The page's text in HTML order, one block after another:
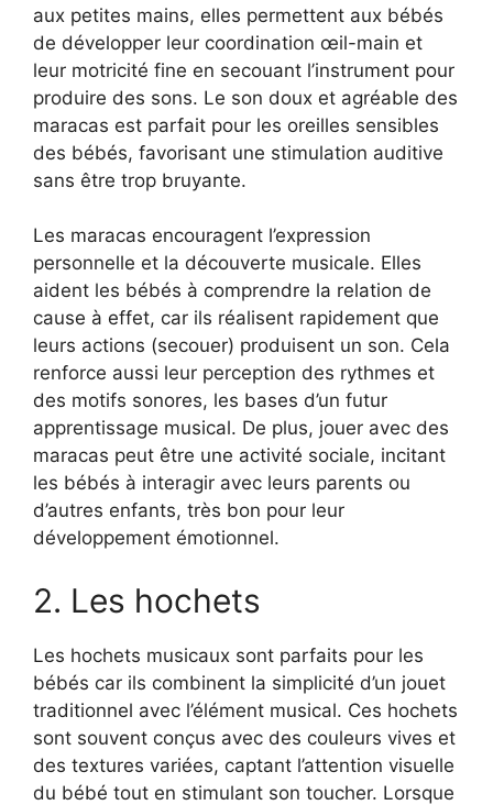
aux petites mains, elles permettent aux bébés
de développer leur coordination œil-main et
leur motricité fine en secouant l’instrument pour
produire des sons. Le son doux et agréable des
maracas est parfait pour les oreilles sensibles
des bébés, favorisant une stimulation auditive
sans être trop bruyante.
Les maracas encouragent l’expression
personnelle et la découverte musicale. Elles
aident les bébés à comprendre la relation de
cause à effet, car ils réalisent rapidement que
leurs actions (secouer) produisent un son. Cela
renforce aussi leur perception des rythmes et
des motifs sonores, les bases d’un futur
apprentissage musical. De plus, jouer avec des
maracas peut être une activité sociale, incitant
les bébés à interagir avec leurs parents ou
d’autres enfants, très bon pour leur
développement émotionnel.
2. Les hochets
Les hochets musicaux sont parfaits pour les
bébés car ils combinent la simplicité d’un jouet
traditionnel avec l’élément musical. Ces hochets
sont souvent conçus avec des couleurs vives et
des textures variées, captant l’attention visuelle
du bébé tout en stimulant son toucher. Lorsque